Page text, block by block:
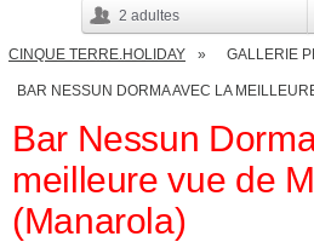
2 adultes
CINQUE TERRE.HOLIDAY GALLERIE
BAR NESSUN DORMA AVEC LA
Bar Nessun
meilleure vue de
(Manarola)